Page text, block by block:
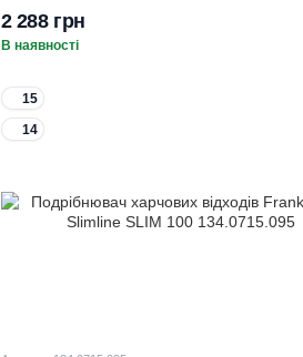
2 288 грн
В наявності
15
14